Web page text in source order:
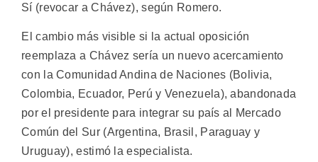
Sí (revocar a Chávez), según Romero.
El cambio más visible si la actual oposición
reemplaza a Chávez sería un nuevo acercamiento
con la Comunidad Andina de Naciones (Bolivia,
Colombia, Ecuador, Perú y Venezuela), abandonada
por el presidente para integrar su país al Mercado
Común del Sur (Argentina, Brasil, Paraguay y
Uruguay), estimó la especialista.